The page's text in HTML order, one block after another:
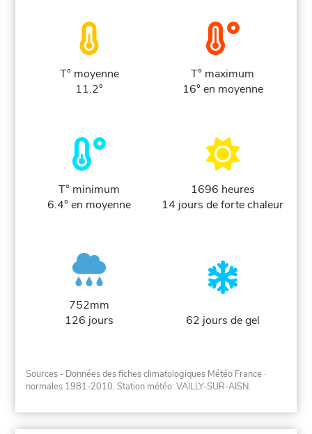
T° moyenne
11.2°
T° maximum
16° en moyenne
T° minimum
6.4° en moyenne
1696 heures
14 jours de forte chaleur
752mm
126 jours
62 jours de gel
Sources - Données des fiches climatologiques Météo France ·
normales 1981-2010. Station météo: VAILLY-SUR-AISN.